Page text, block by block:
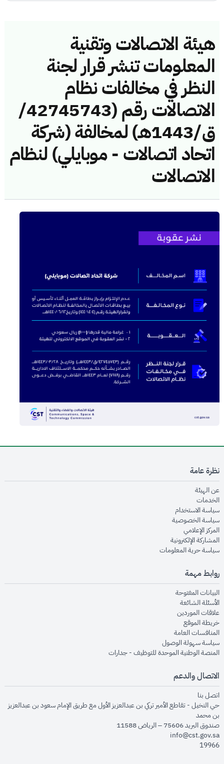
هيئة الاتصالات وتقنية
المعلومات تنشر قرار لجنة
النظر في مخالفات نظام
الاتصالات رقم (42745743/
ق/1443هـ) لمخالفة (شركة
اتحاد اتصالات - موبايلي) لنظام
الاتصالات
نظرة عامة
عن الهيئةopens in new window
الخدماتopens in new window
سياسة الاستخدام
سياسة الخصوصيةopens in new window
المركز الإعلاميopens in new window
المشاركة الإلكترونيةopens in new window
سياسة حرية المعلوماتopens in new window
روابط مهمة
البيانات المفتوحةopens in new window
الأسئلة الشائعةopens in new window
علاقات الموردينopens in new window
خريطة الموقعopens in new window
المنافسات العامةopens in new window
سياسة سهولة الوصولopens in new window
المنصة الوطنية الموحدة للتوظيف - جداراتopens in new window
الاتصال والدعم
اتصل بنا
حي النخيل - تقاطع الأمير تركي بن عبدالعزيز الأول مع طريق الإمام سعود بن عبدالعزيز
بن محمد
صندوق البريد 75606 – الرياض 11588
info@cst.gov.sa
19966